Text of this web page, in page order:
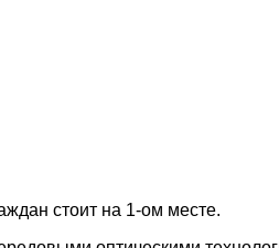
стоит на 1-ом месте.